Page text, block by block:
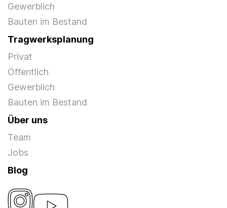
Gewerblich
Bauten im Bestand
Tragwerksplanung
Privat
Öffentlich
Gewerblich
Bauten im Bestand
Über uns
Team
Jobs
Blog